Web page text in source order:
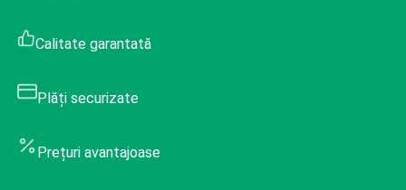
Calitate garantată
Plăți securizate
Prețuri avantajoase